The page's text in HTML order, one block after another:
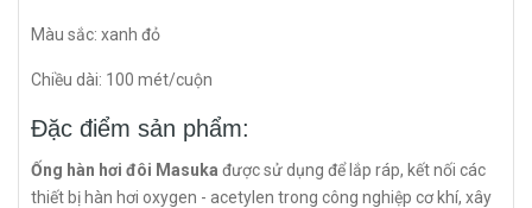
Màu sắc: xanh đỏ
Chiều dài: 100 mét/cuộn
Đặc điểm sản phẩm:
Ống hàn hơi đôi Masuka được sử dụng để lắp ráp, kết nối các
thiết bị hàn hơi oxygen - acetylen trong công nghiệp cơ khí, xây